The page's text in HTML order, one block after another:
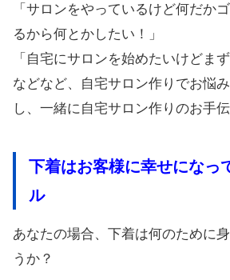
「サロンをやっているけど何だか
るから何とかしたい！」
「自宅にサロンを始めたいけどま
などなど、自宅サロン作りでお悩
し、一緒に自宅サロン作りのお手
下着はお客様に幸せになっ
ル
あなたの場合、下着は何のために
うか？